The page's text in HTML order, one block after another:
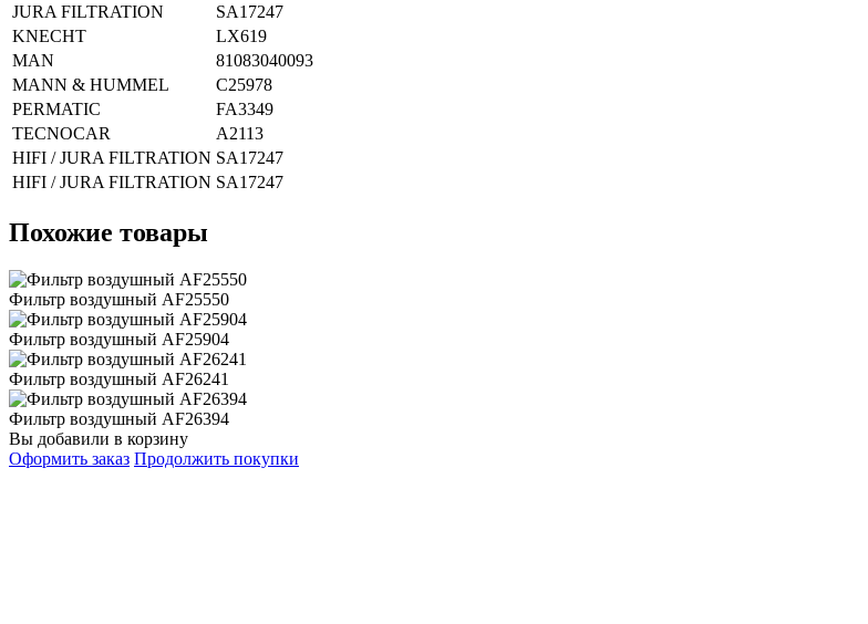
JURA FILTRATION
SA17247
KNECHT
LX619
MAN
81083040093
MANN & HUMMEL
C25978
PERMATIC
FA3349
TECNOCAR
A2113
HIFI / JURA FILTRATION SA17247
HIFI / JURA FILTRATION SA17247
Похожие товары
Фильтр воздушный AF25550
Фильтр воздушный AF25904
Фильтр воздушный AF26241
Фильтр воздушный AF26394
Вы добавили в корзину
Оформить заказ Продолжить покупки